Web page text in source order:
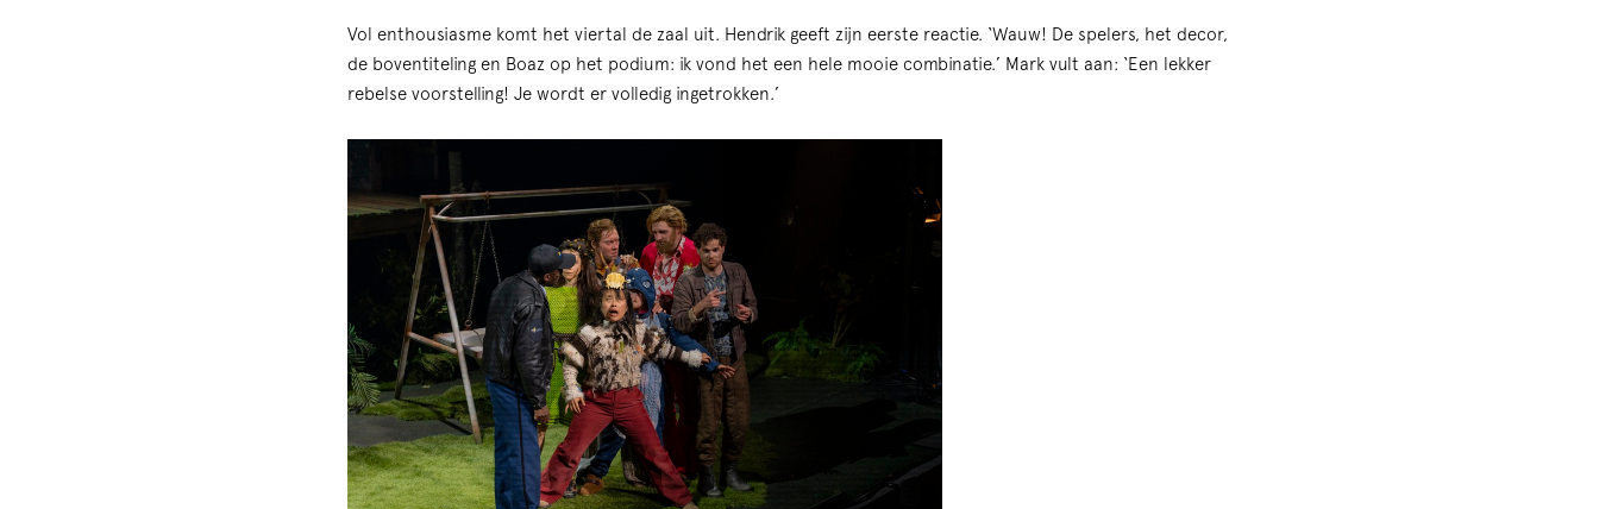
Vol enthousiasme komt het viertal de zaal uit. Hendrik geeft zijn eerste reactie. ‘Wauw! De spelers, het decor,
de boventiteling en Boaz op het podium: ik vond het een hele mooie combinatie.’ Mark vult aan: ‘Een lekker
rebelse voorstelling! Je wordt er volledig ingetrokken.’